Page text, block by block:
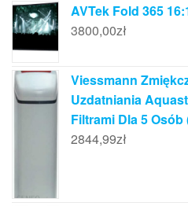
AVTek Fold 365
3800,00zł
Viessmann
Uzdatniania
Filtrami Dla 5 Osób
2844,99zł